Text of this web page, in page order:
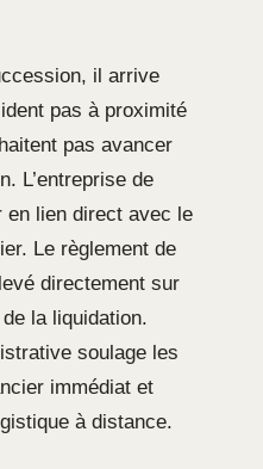
il arrive
pas à proximité
pas avancer
L’entreprise de
en lien direct avec le
Le règlement de
directement sur
la liquidation.
soulage les
immédiat et
à distance.